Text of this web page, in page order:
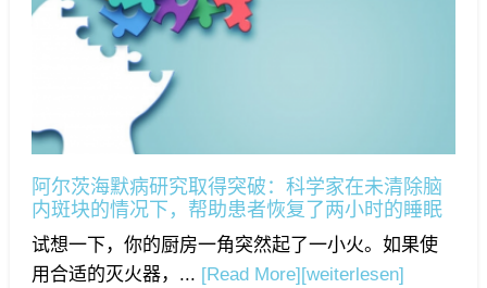
阿尔茨海默病研究取得突破：科学家在未清除脑
内斑块的情况下，帮助患者恢复了两小时的睡眠
试想一下，你的厨房一角突然起了一小火。如果使
用合适的灭火器，... [Read More] [weiterlesen]